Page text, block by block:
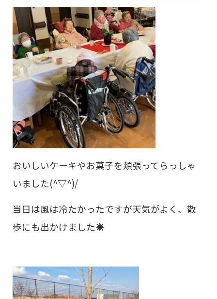
おいしいケーキやお菓子を頬張ってらっしゃ
いました(^▽^)/
当日は風は冷たかったですが天気がよく、散
歩にも出かけました☀